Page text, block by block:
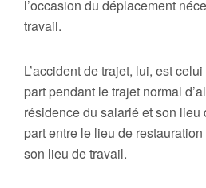
l’occasion du déplacement
travail.
L’accident de trajet, lui, est
part pendant le trajet normal
résidence du salarié et son lieu
part entre le lieu de
son lieu de travail.